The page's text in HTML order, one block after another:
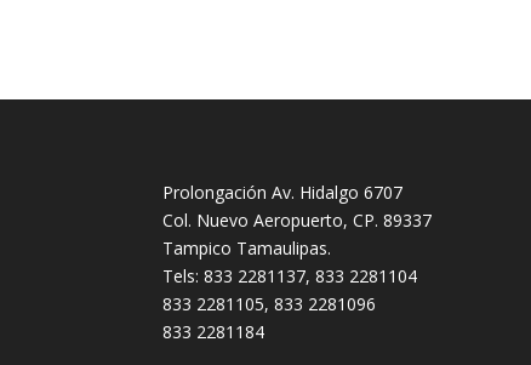
Prolongación Av. Hidalgo 6707
Col. Nuevo Aeropuerto, CP. 89337
Tampico Tamaulipas.
Tels: 833 2281137, 833 2281104
833 2281105, 833 2281096
833 2281184